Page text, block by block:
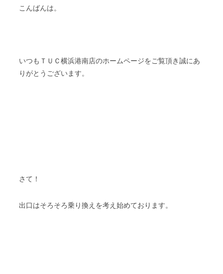
こんばんは。
いつもＴＵＣ横浜港南店のホームページをご覧頂き誠にあ
りがとうございます。
さて！
出口はそろそろ乗り換えを考え始めております。